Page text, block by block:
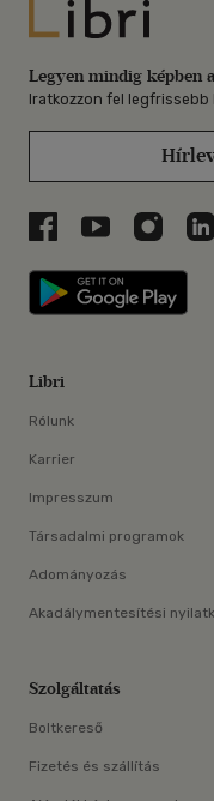
Libri
Legyen mindig képben
Iratkozzon fel legfrissebb
Libri a Facebookon
Libri aLibri
Libri
Rólunk
Karrier
Impresszum
Társadalmi programok
Adományozás
Akadálymentesítési
Szolgáltatás
Boltkereső
Fizetés és szállítás